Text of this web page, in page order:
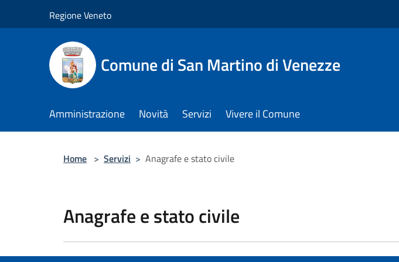
Regione Veneto
Comune di San Martino di Venezze
Amministrazione Novità Servizi Vivere il Comune
Home > Servizi > Anagrafe e stato civile
Anagrafe e stato civile